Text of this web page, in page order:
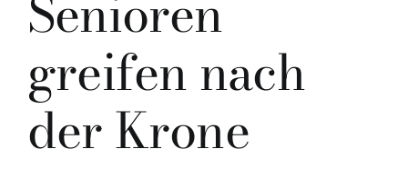
greifen nach
der Krone